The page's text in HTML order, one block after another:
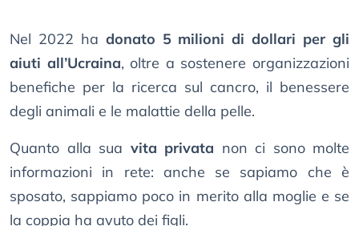
Nel 2022 ha donato 5 milioni di dollari per gli
aiuti all’Ucraina, oltre a sostenere organizzazioni
benefiche per la ricerca sul cancro, il benessere
degli animali e le malattie della pelle.
Quanto alla sua vita privata non ci sono molte
informazioni in rete: anche se sapiamo che è
sposato, sappiamo poco in merito alla moglie e se
la coppia ha avuto dei figli.